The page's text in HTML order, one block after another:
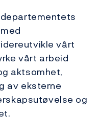
vårt
vårt arbeid
aktsomhet,
av eksterne
og